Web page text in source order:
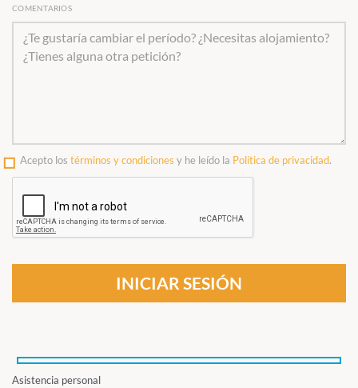
COMENTARIOS
Acepto los términos y condiciones y he leído la Política de privacidad.
INICIAR SESIÓN
Asistencia personal